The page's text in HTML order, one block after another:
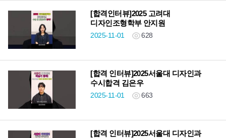
[합격인터뷰]2025 고려대
디자인조형학부 안지원
2025-11-01 628
[합격 인터뷰]2025서울대 디자인과
수시합격 김은우
2025-11-01 663
[합격 인터뷰]2025서울대 디자인과